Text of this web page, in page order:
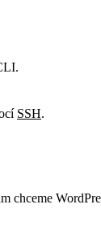
SSH.
chceme